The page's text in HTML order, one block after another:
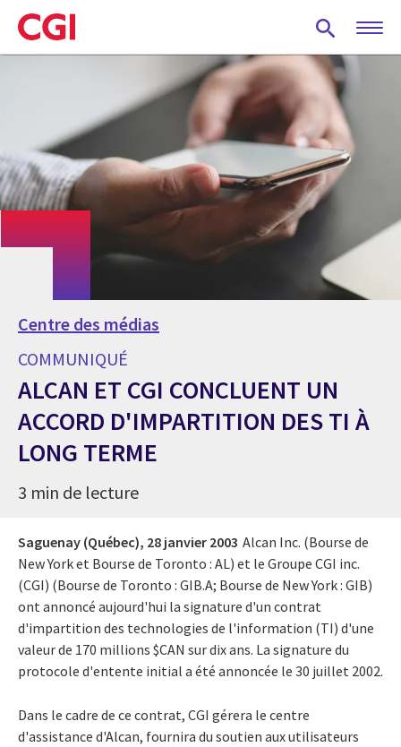
Skip
to
main
Centre des médias
COMMUNIQUÉ
ALCAN ET CGI CONCLUENT UN
ACCORD D'IMPARTITION DES TI À
LONG TERME
3 min de lecture
Saguenay (Québec), 28 janvier 2003 Alcan Inc. (Bourse de
New York et Bourse de Toronto : AL) et le Groupe CGI inc.
(CGI) (Bourse de Toronto : GIB.A; Bourse de New York : GIB)
ont annoncé aujourd'hui la signature d'un contrat
d'impartition des technologies de l'information (TI) d'une
valeur de 170 millions $CAN sur dix ans. La signature du
protocole d'entente initial a été annoncée le 30 juillet 2002.
Dans le cadre de ce contrat, CGI gérera le centre
d'assistance d'Alcan, fournira du soutien aux utilisateurs